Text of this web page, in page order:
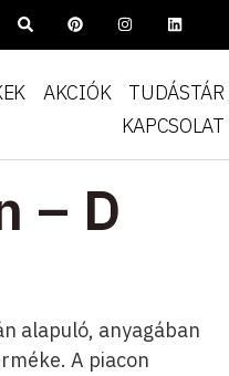
AKCIÓK
TUDÁSTÁR
KAPCSOLAT
– D
alapuló, anyagában
A piacon